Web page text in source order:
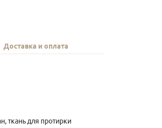
Доставка и оплата
ткань для протирки